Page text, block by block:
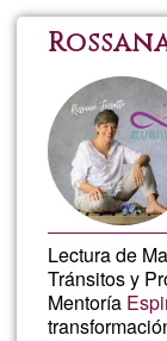
Lectura de
Tránsitos y
Mentoría